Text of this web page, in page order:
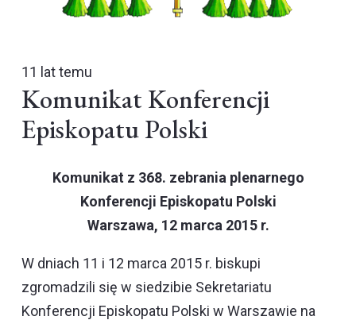
11 lat temu
Komunikat Konferencji
Episkopatu Polski
Komunikat z 368. zebrania plenarnego
Konferencji Episkopatu Polski
Warszawa, 12 marca 2015 r.
W dniach 11 i 12 marca 2015 r. biskupi
zgromadzili się w siedzibie Sekretariatu
Konferencji Episkopatu Polski w Warszawie na